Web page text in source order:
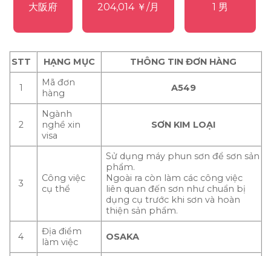
大阪府 204,014 ￥/月 1 男
STT HẠNG MỤC THÔNG TIN ĐƠN HÀNG
1
Mã đơn
hàng
A549
2
Ngành
nghề xin
visa
SƠN KIM LOẠI
3
Công việc
cụ thể
Sử dụng máy phun sơn để sơn sản
phẩm.
Ngoài ra còn làm các công việc
liên quan đến sơn như chuẩn bị
dụng cụ trước khi sơn và hoàn
thiện sản phẩm.
4
Địa điểm
làm việc
OSAKA